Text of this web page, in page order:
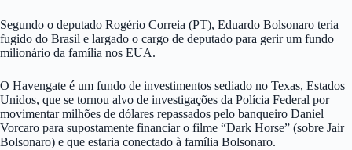
Segundo o deputado Rogério Correia (PT), Eduardo Bolsonaro teria
fugido do Brasil e largado o cargo de deputado para gerir um fundo
milionário da família nos EUA.
O Havengate é um fundo de investimentos sediado no Texas, Estados
Unidos, que se tornou alvo de investigações da Polícia Federal por
movimentar milhões de dólares repassados pelo banqueiro Daniel
Vorcaro para supostamente financiar o filme “Dark Horse” (sobre Jair
Bolsonaro) e que estaria conectado à família Bolsonaro.